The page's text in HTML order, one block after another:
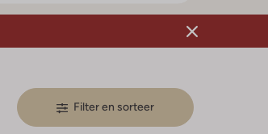
Filter en sorteer